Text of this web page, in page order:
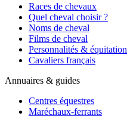
Races de chevaux
Quel cheval choisir ?
Noms de cheval
Films de cheval
Personnalités & équitation
Cavaliers français
Annuaires & guides
Centres équestres
Maréchaux-ferrants